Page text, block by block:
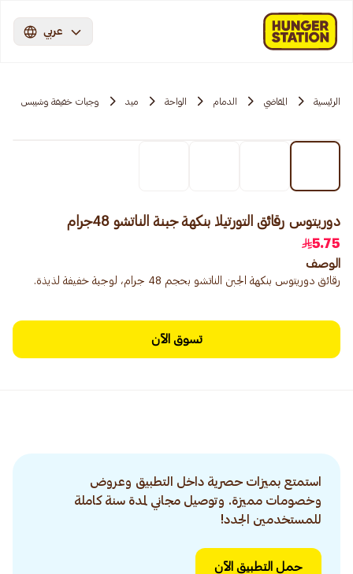
عربي
الرئيسية المقاضي الدمام الواحة ميد وجبات خفيفة وشيبس
دوريتوس رقائق التورتيلا بنكهة جبنة الناتشو 48جرام
5.75
الوصف
رقائق دوريتوس بنكهة الجبن الناتشو بحجم 48 جرام، لوجبة خفيفة لذيذة.
تسوق الآن
استمتع بميزات حصرية داخل التطبيق وعروض
وخصومات مميزة. وتوصيل مجاني لمدة سنة كاملة
للمستخدمين الجدد!
حمل التطبيق الآن